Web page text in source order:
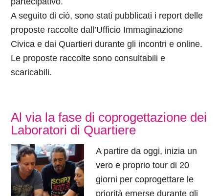
A seguito di ciò, sono stati pubblicati i report delle
proposte raccolte dall’Ufficio Immaginazione
Civica e dai Quartieri durante gli incontri e online.
Le proposte raccolte sono consultabili e
scaricabili.
Al via la fase di coprogettazione dei
Laboratori di Quartiere
A partire da oggi, inizia un
vero e proprio tour di 20
giorni per coprogettare le
priorità emerse durante gli